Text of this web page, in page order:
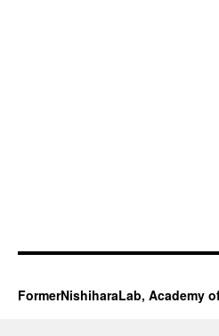
FormerNishiharaLab, Academy